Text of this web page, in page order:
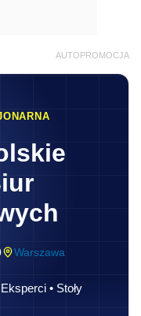
AUTOPROMOCJA
Warszawa
• Stoły